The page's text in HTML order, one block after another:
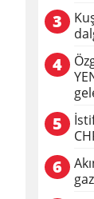
3
4
5
6